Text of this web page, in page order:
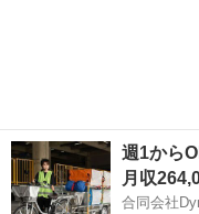
週1から
月収
合同会社